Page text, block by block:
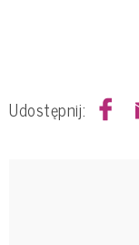
Udostępnij: